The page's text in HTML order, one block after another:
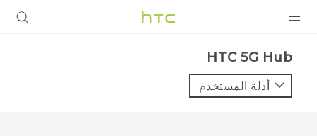
VIVE
HTC 5G Hub‎
أدلة المستخدم